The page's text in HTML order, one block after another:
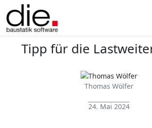
Tipp für die
Thomas Wölfer
24. Mai 2024